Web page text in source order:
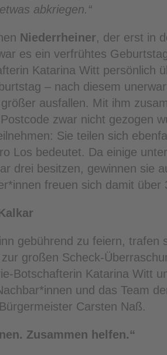
abkriegen.“
Niederrheiner, der erst in
es ein verfrühtes
Katarina Witt persönlich
– nach diesem
ausfallen. Mit ihm
zwar nicht gezogen
Sie teilen sich
Los bedeutet. Da einige
drei besitzen, gewinnen sie
freuen sich damit
gebührend zu feiern, trafen
großen Scheck-
Botschafterin Katarina Witt
und das Team
Carsten Naß.
Zusammen helfen.“